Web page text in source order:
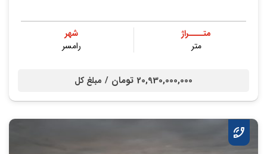
متــــراژ
متر
شهر
رامسر
20,930,000,000 تومان / مبلغ کل